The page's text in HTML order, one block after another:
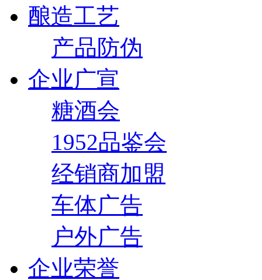
酿造工艺
产品防伪
企业广宣
糖酒会
1952品鉴会
经销商加盟
车体广告
户外广告
企业荣誉